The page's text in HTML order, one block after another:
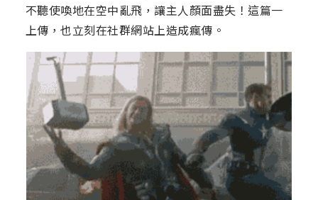
不聽使喚地在空中亂飛，讓主人顏面盡失！這篇一
上傳，也立刻在社群網站上造成瘋傳。